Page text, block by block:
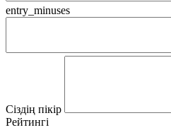
entry_minuses
Сіздің пікір
Рейтингі